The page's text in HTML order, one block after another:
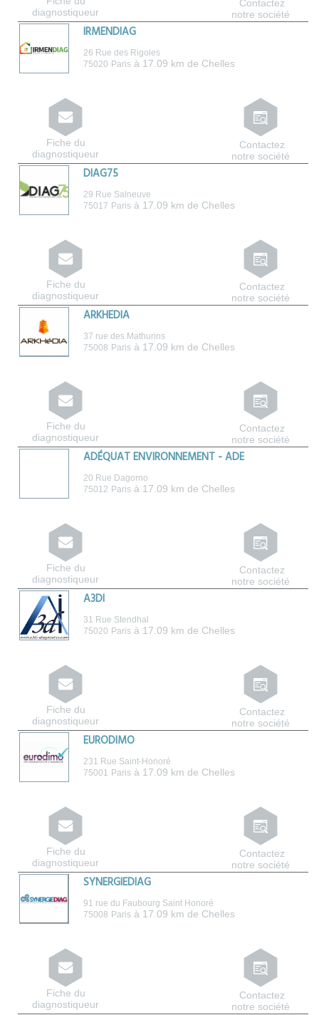
Contactez
notre société
diagnostiqueur
IRMENDIAG
26 Rue des Rigoles
75020 Paris à 17.09 km de Chelles
Contactez
notre société
Fiche du
diagnostiqueur
DIAG75
29 Rue Salneuve
75017 Paris à 17.09 km de Chelles
Contactez
notre société
Fiche du
diagnostiqueur
ARKHEDIA
37 rue des Mathurins
75008 Paris à 17.09 km de Chelles
Contactez
notre société
Fiche du
diagnostiqueur
ADÉQUAT ENVIRONNEMENT - ADE
20 Rue Dagorno
75012 Paris à 17.09 km de Chelles
Contactez
notre société
Fiche du
diagnostiqueur
A3DI
31 Rue Stendhal
75020 Paris à 17.09 km de Chelles
Contactez
notre société
Fiche du
diagnostiqueur
EURODIMO
231 Rue Saint-Honoré
75001 Paris à 17.09 km de Chelles
Contactez
notre société
Fiche du
diagnostiqueur
SYNERGIEDIAG
91 rue du Faubourg Saint Honoré
75008 Paris à 17.09 km de Chelles
Contactez
notre société
Fiche du
diagnostiqueur